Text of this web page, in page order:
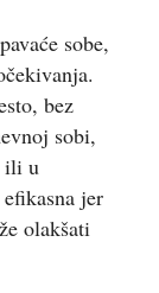
sobe,
bez
sobi,
ili u
jer
olakšati